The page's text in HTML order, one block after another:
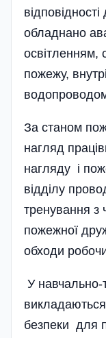
обладнано
освітленням,
пожежу,
За станом
нагляд
нагляду і
відділу
тренування з
пожежної
обходи
У
безпеки для